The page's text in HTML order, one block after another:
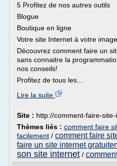
5 Profitez de nos autres outils
Blogue
Boutique en ligne
Votre site Internet à votre image
Découvrez comment faire un
sans connaitre la
nos conseils!
Profitez de tous les...
Lire la suite
Site : http://comment-faire-
Thèmes liés : comment faire
facilement / comment faire
faire un site internet
son site internet /